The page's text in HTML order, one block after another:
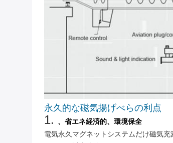
永久的な磁気揚げべらの利点
1.
、省エネ経済的、環境保全
電気永久マグネットシステムだけ磁気